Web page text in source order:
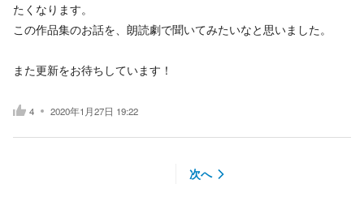
たくなります。
この作品集のお話を、朗読劇で聞いてみたいなと思いました。
また更新をお待ちしています！
4 2020年1月27日 19:22
次へ